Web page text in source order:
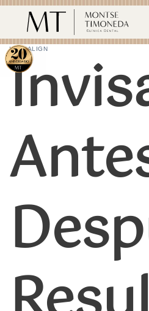
TEST31887
INVISALIGN